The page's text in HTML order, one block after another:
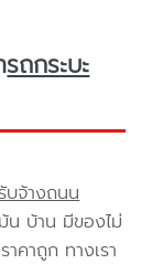
รถกระบะ
บจ้างถนน
น บ้าน มีของไม่
าคาถูก ทางเรา